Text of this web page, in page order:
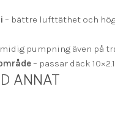
– bättre lufttäthet och
pumpning även på
– passar däck
ANNAT